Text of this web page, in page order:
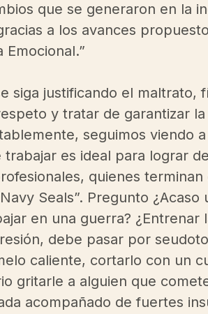
que se generaron en la
a los avances
Emocional.”
siga justificando el maltrato,
y tratar de garantizar
seguimos viendo
es ideal para lograr
quienes
Seals”. Pregunto
en una guerra? ¿Entrenar
debe pasar por
caliente, cortarlo con un
gritarle a alguien que
acompañado de fuertes